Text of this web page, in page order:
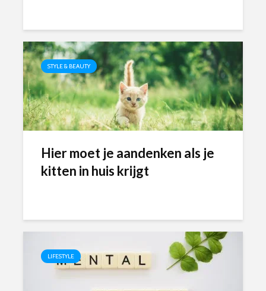
STYLE & BEAUTY
Hier moet je aandenken als je
kitten in huis krijgt
LIFESTYLE